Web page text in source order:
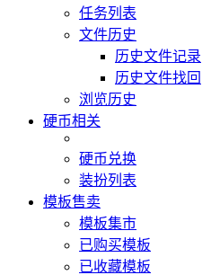
任务列表
文件历史
历史文件记录
历史文件找回
浏览历史
硬币相关
硬币兑换
装扮列表
模板售卖
模板集市
已购买模板
已收藏模板